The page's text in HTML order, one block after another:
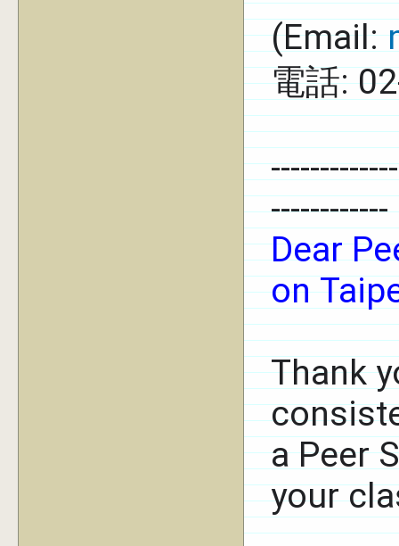
(Email:
電話:
------------
Dear
on
Thank
a Peer
your